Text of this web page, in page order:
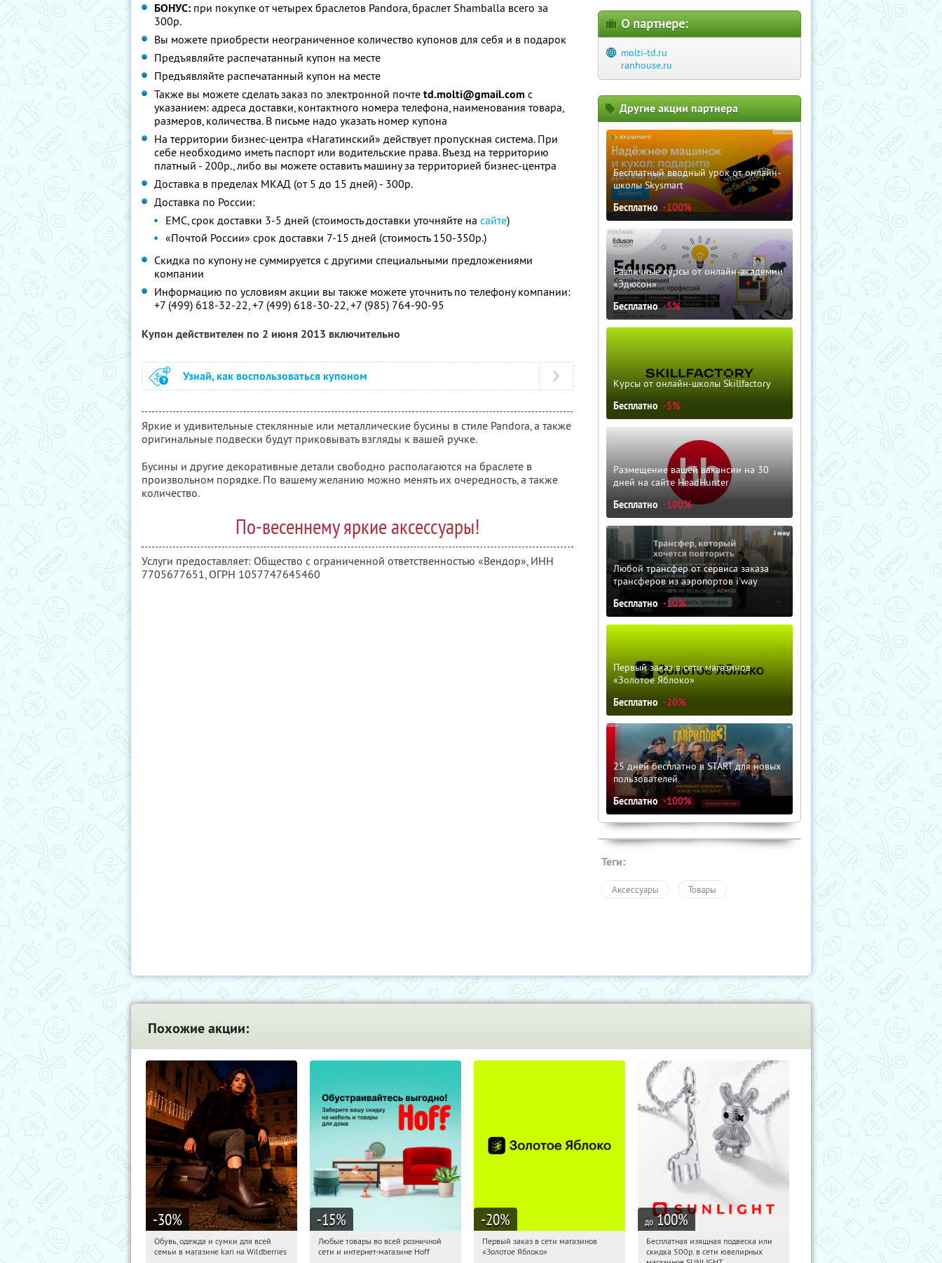
БОНУС: при покупке от четырех браслетов Pandora, браслет Shamballa всего за
300р.
Вы можете приобрести неограниченное количество купонов для себя и в подарок
Предъявляйте распечатанный купон на месте
Предъявляйте распечатанный купон на месте
Также вы можете сделать заказ по электронной почте td.molti@gmail.com с
указанием: адреса доставки, контактного номера телефона, наименования товара,
размеров, количества. В письме надо указать номер купона
На территории бизнес-центра «Нагатинский» действует пропускная система. При
себе необходимо иметь паспорт или водительские права. Въезд на территорию
платный - 200р., либо вы можете оставить машину за территорией бизнес-центра
Доставка в пределах МКАД (от 5 до 15 дней) - 300р.
Доставка по России:
ЕМС, срок доставки 3-5 дней (стоимость доставки уточняйте на сайте)
«Почтой России» срок доставки 7-15 дней (стоимость 150-350р.)
Скидка по купону не суммируется с другими специальными предложениями
компании
Информацию по условиям акции вы также можете уточнить по телефону компании:
+7 (499) 618-32-22, +7 (499) 618-30-22, +7 (985) 764-90-95
Купон действителен по 2 июня 2013 включительно
Узнай, как воспользоваться купоном
Яркие и удивительные стеклянные или металлические бусины в стиле Pandora, а также
оригинальные подвески будут приковывать взгляды к вашей ручке.
Бусины и другие декоративные детали свободно располагаются на браслете в
произвольном порядке. По вашему желанию можно менять их очередность, а также
количество.
По-весеннему яркие аксессуары!
Услуги предоставляет: Общество с ограниченной ответственностью «Вендор», ИНН
7705677651, ОГРН 1057747645460
О партнере:
molti-td.ru
ranhouse.ru
Другие акции партнера
Бесплатный вводный урок от онлайн-
школы Skysmart
Бесплатно -100%
Различные курсы от онлайн-академии
«Эдюсон»
Бесплатно -5%
Курсы от онлайн-школы Skillfactory
Бесплатно -5%
Размещение вашей вакансии на 30
дней на сайте HeadHunter
Бесплатно -100%
Любой трансфер от сервиса заказа
трансферов из аэропортов i'way
Бесплатно -10%
Первый заказ в сети магазинов
«Золотое Яблоко»
Бесплатно -20%
25 дней бесплатно в START для новых
пользователей
Бесплатно -100%
Теги:
Аксессуары Товары
Похожие акции:
-30%
01:03:51 Получили:
Обувь, одежда и сумки для всей
семьи в магазине kari на Wildberries
-15%
01:03:51 Получили:
Любые товары во всей розничной
сети и интернет-магазине Hoff
-20%
01:03:51
Получи первым!
Первый заказ в сети магазинов
«Золотое Яблоко»
до 100%
01:03:51 Получили:
Россия
Бесплатная изящная подвеска или
скидка 500р. в сети ювелирных